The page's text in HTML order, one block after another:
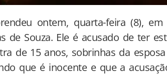
ontem, quarta-feira (8),
de Souza. Ele é acusado de ter
de 15 anos, sobrinhas da
que é inocente e que a